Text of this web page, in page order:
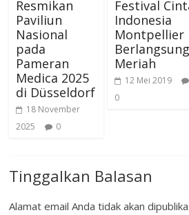
Resmikan
Paviliun
Nasional
pada
Pameran
Medica 2025
di Düsseldorf
18 November
2025
0
Festival
Indonesia
Montpellier
Berlangsung
Meriah
12 Mei 2019
0
Tinggalkan Balasan
Alamat email Anda tidak akan